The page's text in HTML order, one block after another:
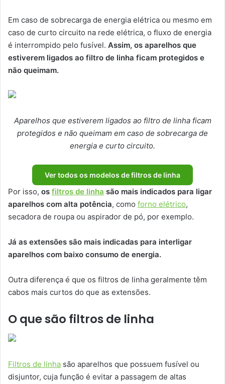
Em caso de sobrecarga de energia elétrica ou mesmo em
caso de curto circuito na rede elétrica, o fluxo de energia
é interrompido pelo fusível. Assim, os aparelhos que
estiverem ligados ao filtro de linha ficam protegidos e
não queimam.
Aparelhos que estiverem ligados ao filtro de linha ficam
protegidos e não queimam em caso de sobrecarga de
energia e curto circuito.
Ver todos os modelos de filtros de linha
Por isso, os filtros de linha são mais indicados para ligar
aparelhos com alta potência, como forno elétrico,
secadora de roupa ou aspirador de pó, por exemplo.
Já as extensões são mais indicadas para interligar
aparelhos com baixo consumo de energia.
Outra diferença é que os filtros de linha geralmente têm
cabos mais curtos do que as extensões.
O que são filtros de linha
Filtros de linha são aparelhos que possuem fusível ou
disjuntor, cuja função é evitar a passagem de altas